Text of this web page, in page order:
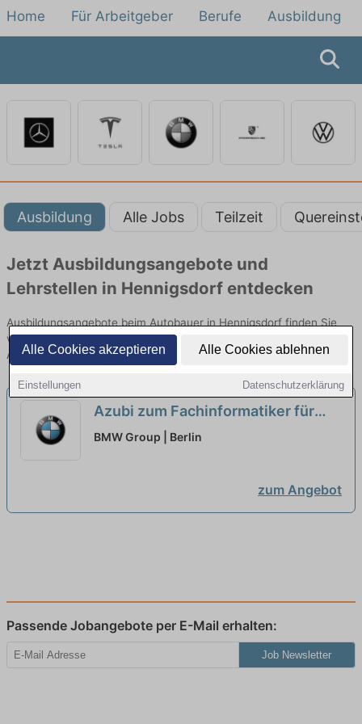
Alle Cookies akzeptieren Alle Cookies ablehnen
Einstellungen Datenschutzerklärung
Home Für Arbeitgeber Berufe Ausbildung
Ausbildung Alle Jobs Teilzeit
Jetzt Ausbildungsangebote und
Lehrstellen in Hennigsdorf entdecken
Ausbildungsangebote beim Autobauer in Hennigsdorf finden Sie
von namhaften Firmen. Entdecken Sie freie Optionen von Top-
Arbeitgebern und bewerben Sie sich noch heute.
Azubi zum Fachinformatiker für
Daten- und Prozessanalyse
BMW Group | Berlin
zum Angebot
Passende Jobangebote per E-Mail erhalten:
Job Newsletter